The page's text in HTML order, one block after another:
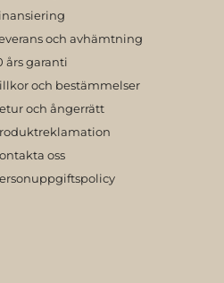
och avhämtning
års garanti
och bestämmelser
och ångerrätt
oss